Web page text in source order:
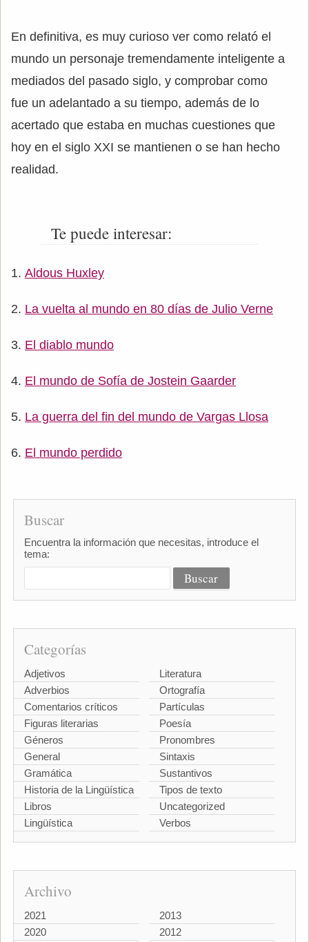
En definitiva, es muy curioso ver como relató el
mundo un personaje tremendamente inteligente a
mediados del pasado siglo, y comprobar como
fue un adelantado a su tiempo, además de lo
acertado que estaba en muchas cuestiones que
hoy en el siglo XXI se mantienen o se han hecho
realidad.
Te puede interesar:
Aldous Huxley
La vuelta al mundo en 80 días de Julio Verne
El diablo mundo
El mundo de Sofía de Jostein Gaarder
La guerra del fin del mundo de Vargas Llosa
El mundo perdido
Buscar
Encuentra la información que necesitas, introduce el
tema:
Categorías
Adjetivos
Adverbios
Comentarios críticos
Figuras literarias
Géneros
General
Gramática
Historia de la Lingüística
Libros
Lingüística
Literatura
Ortografía
Partículas
Poesía
Pronombres
Sintaxis
Sustantivos
Tipos de texto
Uncategorized
Verbos
Archivo
2021
2020
2013
2012